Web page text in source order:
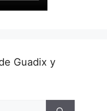
Guadix y